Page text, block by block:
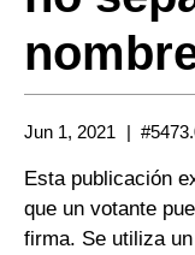
Jun 1, 2021
Esta publicación
que un votante
firma. Se utiliza